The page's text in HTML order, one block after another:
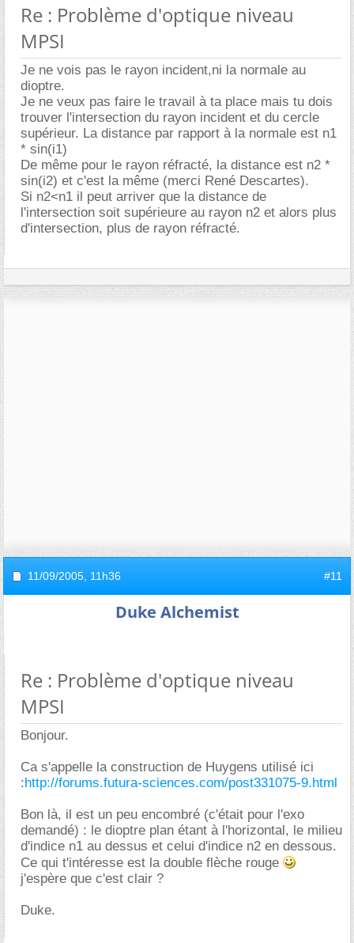
Re : Problème d'optique niveau
MPSI
Je ne vois pas le rayon incident,ni la normale au
dioptre.
Je ne veux pas faire le travail à ta place mais tu dois
trouver l'intersection du rayon incident et du cercle
supérieur. La distance par rapport à la normale est n1
* sin(i1)
De même pour le rayon réfracté, la distance est n2 *
sin(i2) et c'est la même (merci René Descartes).
Si n2<n1 il peut arriver que la distance de
l'intersection soit supérieure au rayon n2 et alors plus
d'intersection, plus de rayon réfracté.
11/09/2005, 11h36 #11
Duke Alchemist
Re : Problème d'optique niveau
MPSI
Bonjour.
Ca s'appelle la construction de Huygens utilisé ici
:http://forums.futura-sciences.com/post331075-9.html
Bon là, il est un peu encombré (c'était pour l'exo
demandé) : le dioptre plan étant à l'horizontal, le milieu
d'indice n1 au dessus et celui d'indice n2 en dessous.
Ce qui t'intéresse est la double flèche rouge
j'espère que c'est clair ?
Duke.